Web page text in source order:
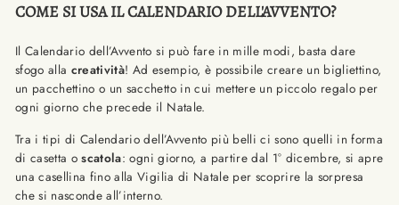
COME SI USA IL CALENDARIO DELL'AVVENTO?
Il Calendario dell’Avvento si può fare in mille modi, basta dare
sfogo alla creatività! Ad esempio, è possibile creare un bigliettino,
un pacchettino o un sacchetto in cui mettere un piccolo regalo per
ogni giorno che precede il Natale.
Tra i tipi di Calendario dell’Avvento più belli ci sono quelli in forma
di casetta oscatola: ogni giorno, a partire dal 1° dicembre, si apre
una casellina fino alla Vigilia di Natale per scoprire la sorpresa
che si nasconde all’interno.